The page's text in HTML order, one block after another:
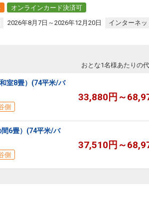
オンラインカード決済可
2026年8月7日～2026年12月20日 インターネ
おとな1名様あたりの
室8畳）(74平米/バ
側
33,880円～
6畳）(74平米/バ
側
37,510円～